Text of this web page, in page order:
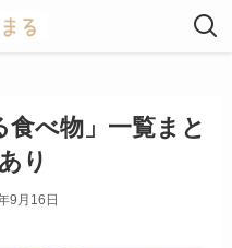
食べ物」一覧まと
り
9月16日